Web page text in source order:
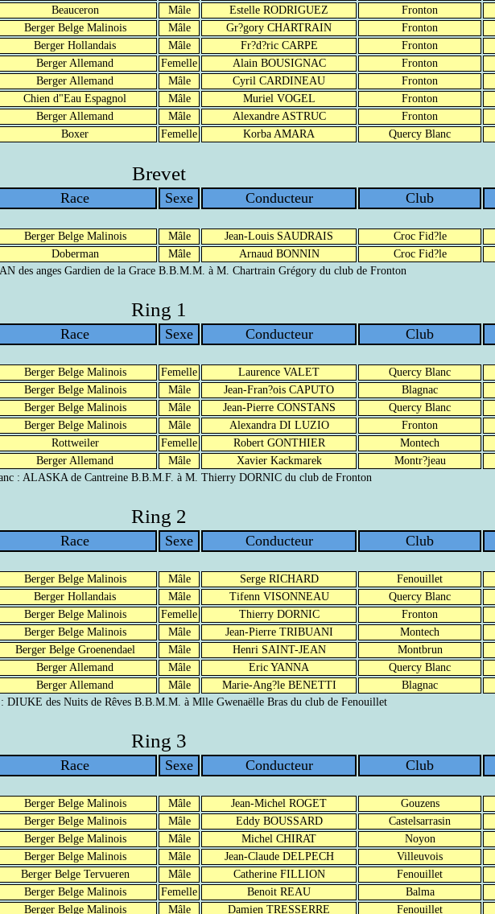
Beauceron Mâle Estelle RODRIGUEZ Fronton
Berger Belge Malinois Mâle Gr?gory CHARTRAIN Fronton
Berger Hollandais Mâle Fr?d?ric CARPE Fronton
Berger Allemand Femelle Alain BOUSIGNAC Fronton
Berger Allemand Mâle Cyril CARDINEAU Fronton
Chien d"Eau Espagnol Mâle Muriel VOGEL Fronton
Berger Allemand Mâle Alexandre ASTRUC Fronton
Boxer Femelle Korba AMARA Quercy Blanc
Brevet
Race Sexe Conducteur Club
Berger Belge Malinois Mâle Jean-Louis SAUDRAIS Croc Fid?le
Doberman Mâle Arnaud BONNIN Croc Fid?le
des anges Gardien de la Grace B.B.M.M. à M. Chartrain Grégory du club de Fronton
Ring 1
Race Sexe Conducteur Club
Berger Belge Malinois Femelle Laurence VALET Quercy Blanc
Berger Belge Malinois Mâle Jean-Fran?ois CAPUTO Blagnac
Berger Belge Malinois Mâle Jean-Pierre CONSTANS Quercy Blanc
Berger Belge Malinois Mâle Alexandra DI LUZIO Fronton
Rottweiler Femelle Robert GONTHIER Montech
Berger Allemand Mâle Xavier Kackmarek Montr?jeau
: ALASKA de Cantreine B.B.M.F. à M. Thierry DORNIC du club de Fronton
Ring 2
Race Sexe Conducteur Club
Berger Belge Malinois Mâle Serge RICHARD Fenouillet
Berger Hollandais Mâle Tifenn VISONNEAU Quercy Blanc
Berger Belge Malinois Femelle Thierry DORNIC Fronton
Berger Belge Malinois Mâle Jean-Pierre TRIBUANI Montech
Berger Belge Groenendael Mâle Henri SAINT-JEAN Montbrun
Berger Allemand Mâle Eric YANNA Quercy Blanc
Berger Allemand Mâle Marie-Ang?le BENETTI Blagnac
DIUKE des Nuits de Rêves B.B.M.M. à Mlle Gwenaëlle Bras du club de Fenouillet
Ring 3
Race Sexe Conducteur Club
Berger Belge Malinois Mâle Jean-Michel ROGET Gouzens
Berger Belge Malinois Mâle Eddy BOUSSARD Castelsarrasin
Berger Belge Malinois Mâle Michel CHIRAT Noyon
Berger Belge Malinois Mâle Jean-Claude DELPECH Villeuvois
Berger Belge Tervueren Mâle Catherine FILLION Fenouillet
Berger Belge Malinois Femelle Benoit REAU Balma
Berger Belge Malinois Mâle Damien TRESSERRE Fenouillet